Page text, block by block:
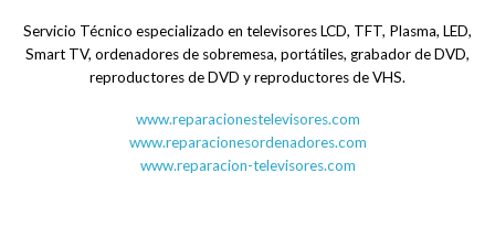
Servicio Técnico especializado en televisores LCD, TFT, Plasma, LED,
Smart TV, ordenadores de sobremesa, portátiles, grabador de DVD,
reproductores de DVD y reproductores de VHS.
www.reparacionestelevisores.com
www.reparacionesordenadores.com
www.reparacion-televisores.com